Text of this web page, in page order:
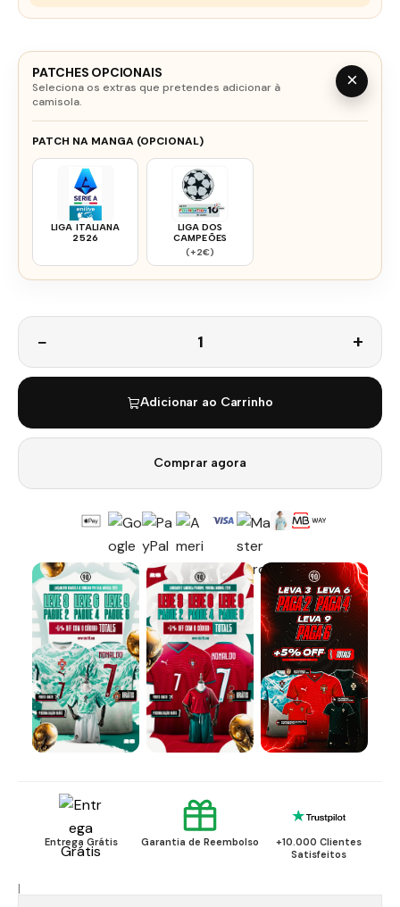
PATCHES OPCIONAIS
Seleciona os extras que pretendes adicionar à
camisola.
×
PATCH NA MANGA (OPCIONAL)
LIGA ITALIANA
2526
LIGA DOS
CAMPEÕES
(+2€)
Adicionar ao Carrinho
Comprar agora
Entrega Grátis Garantia de Reembolso
+10.000 Clientes
Satisfeitos
|